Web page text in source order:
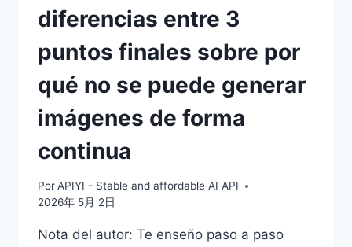
diferencias entre 3
puntos finales sobre por
qué no se puede generar
imágenes de forma
continua
PorAPIYI - Stable and affordable AI API
2026年 5月 2日
Nota del autor: Te enseño paso a paso